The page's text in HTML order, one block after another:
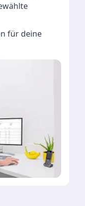
für deine